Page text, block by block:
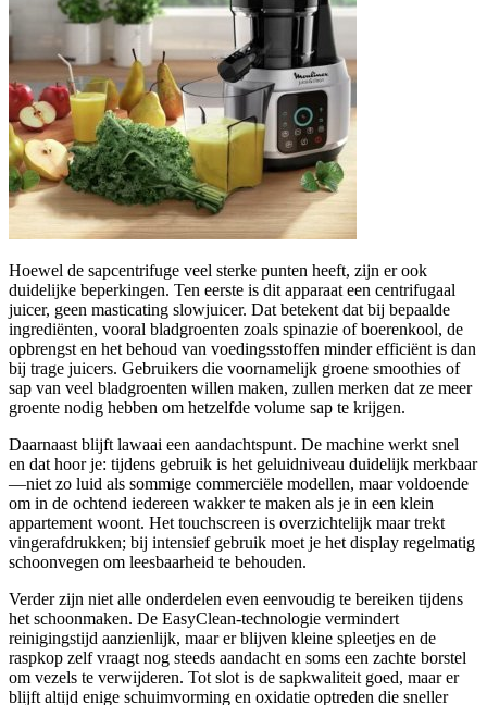
Hoewel de sapcentrifuge veel sterke punten heeft, zijn er ook
duidelijke beperkingen. Ten eerste is dit apparaat een centrifugaal
juicer, geen masticating slowjuicer. Dat betekent dat bij bepaalde
ingrediënten, vooral bladgroenten zoals spinazie of boerenkool, de
opbrengst en het behoud van voedingsstoffen minder efficiënt is dan
bij trage juicers. Gebruikers die voornamelijk groene smoothies of
sap van veel bladgroenten willen maken, zullen merken dat ze meer
groente nodig hebben om hetzelfde volume sap te krijgen.
Daarnaast blijft lawaai een aandachtspunt. De machine werkt snel
en dat hoor je: tijdens gebruik is het geluidniveau duidelijk merkbaar
—niet zo luid als sommige commerciële modellen, maar voldoende
om in de ochtend iedereen wakker te maken als je in een klein
appartement woont. Het touchscreen is overzichtelijk maar trekt
vingerafdrukken; bij intensief gebruik moet je het display regelmatig
schoonvegen om leesbaarheid te behouden.
Verder zijn niet alle onderdelen even eenvoudig te bereiken tijdens
het schoonmaken. De EasyClean-technologie vermindert
reinigingstijd aanzienlijk, maar er blijven kleine spleetjes en de
raspkop zelf vraagt nog steeds aandacht en soms een zachte borstel
om vezels te verwijderen. Tot slot is de sapkwaliteit goed, maar er
blijft altijd enige schuimvorming en oxidatie optreden die sneller